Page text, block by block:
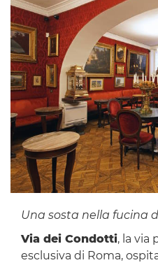
Una sosta nella fucina
Via dei Condotti, la via
esclusiva di Roma,